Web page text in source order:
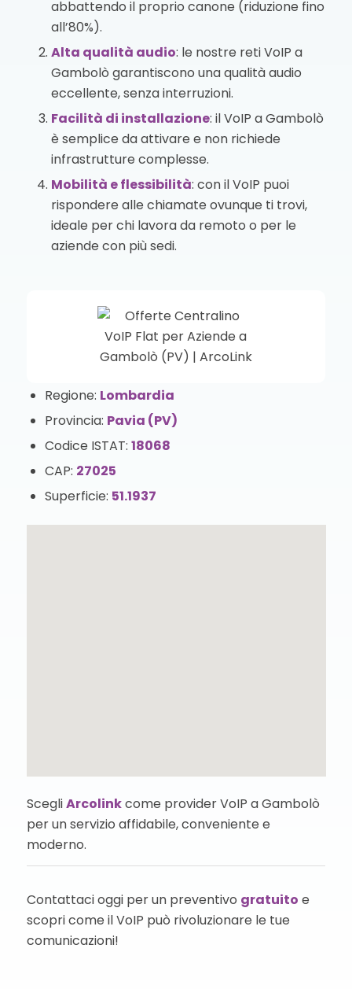
abbattendo il proprio canone (riduzione fino
all’80%).
Alta qualità audio: le nostre reti VoIP a
Gambolò garantiscono una qualità audio
eccellente, senza interruzioni.
Facilità di installazione: il VoIP a Gambolò
è semplice da attivare e non richiede
infrastrutture complesse.
Mobilità e flessibilità: con il VoIP puoi
rispondere alle chiamate ovunque ti trovi,
ideale per chi lavora da remoto o per le
aziende con più sedi.
Regione: Lombardia
Provincia: Pavia (PV)
Codice ISTAT: 18068
CAP: 27025
Superficie: 51.1937
ScegliArcolinkcome provider VoIP a Gambolò
per un servizio affidabile, conveniente e
moderno.
Contattaci oggi per un preventivo gratuito e
scopri come il VoIP può rivoluzionare le tue
comunicazioni!